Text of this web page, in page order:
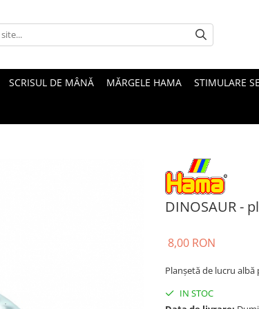
SCRISUL DE MÂNĂ MĂRGELE HAMA STIMULARE
DINOSAUR -
8,00 RON
Planșetă de lucru
IN STOC